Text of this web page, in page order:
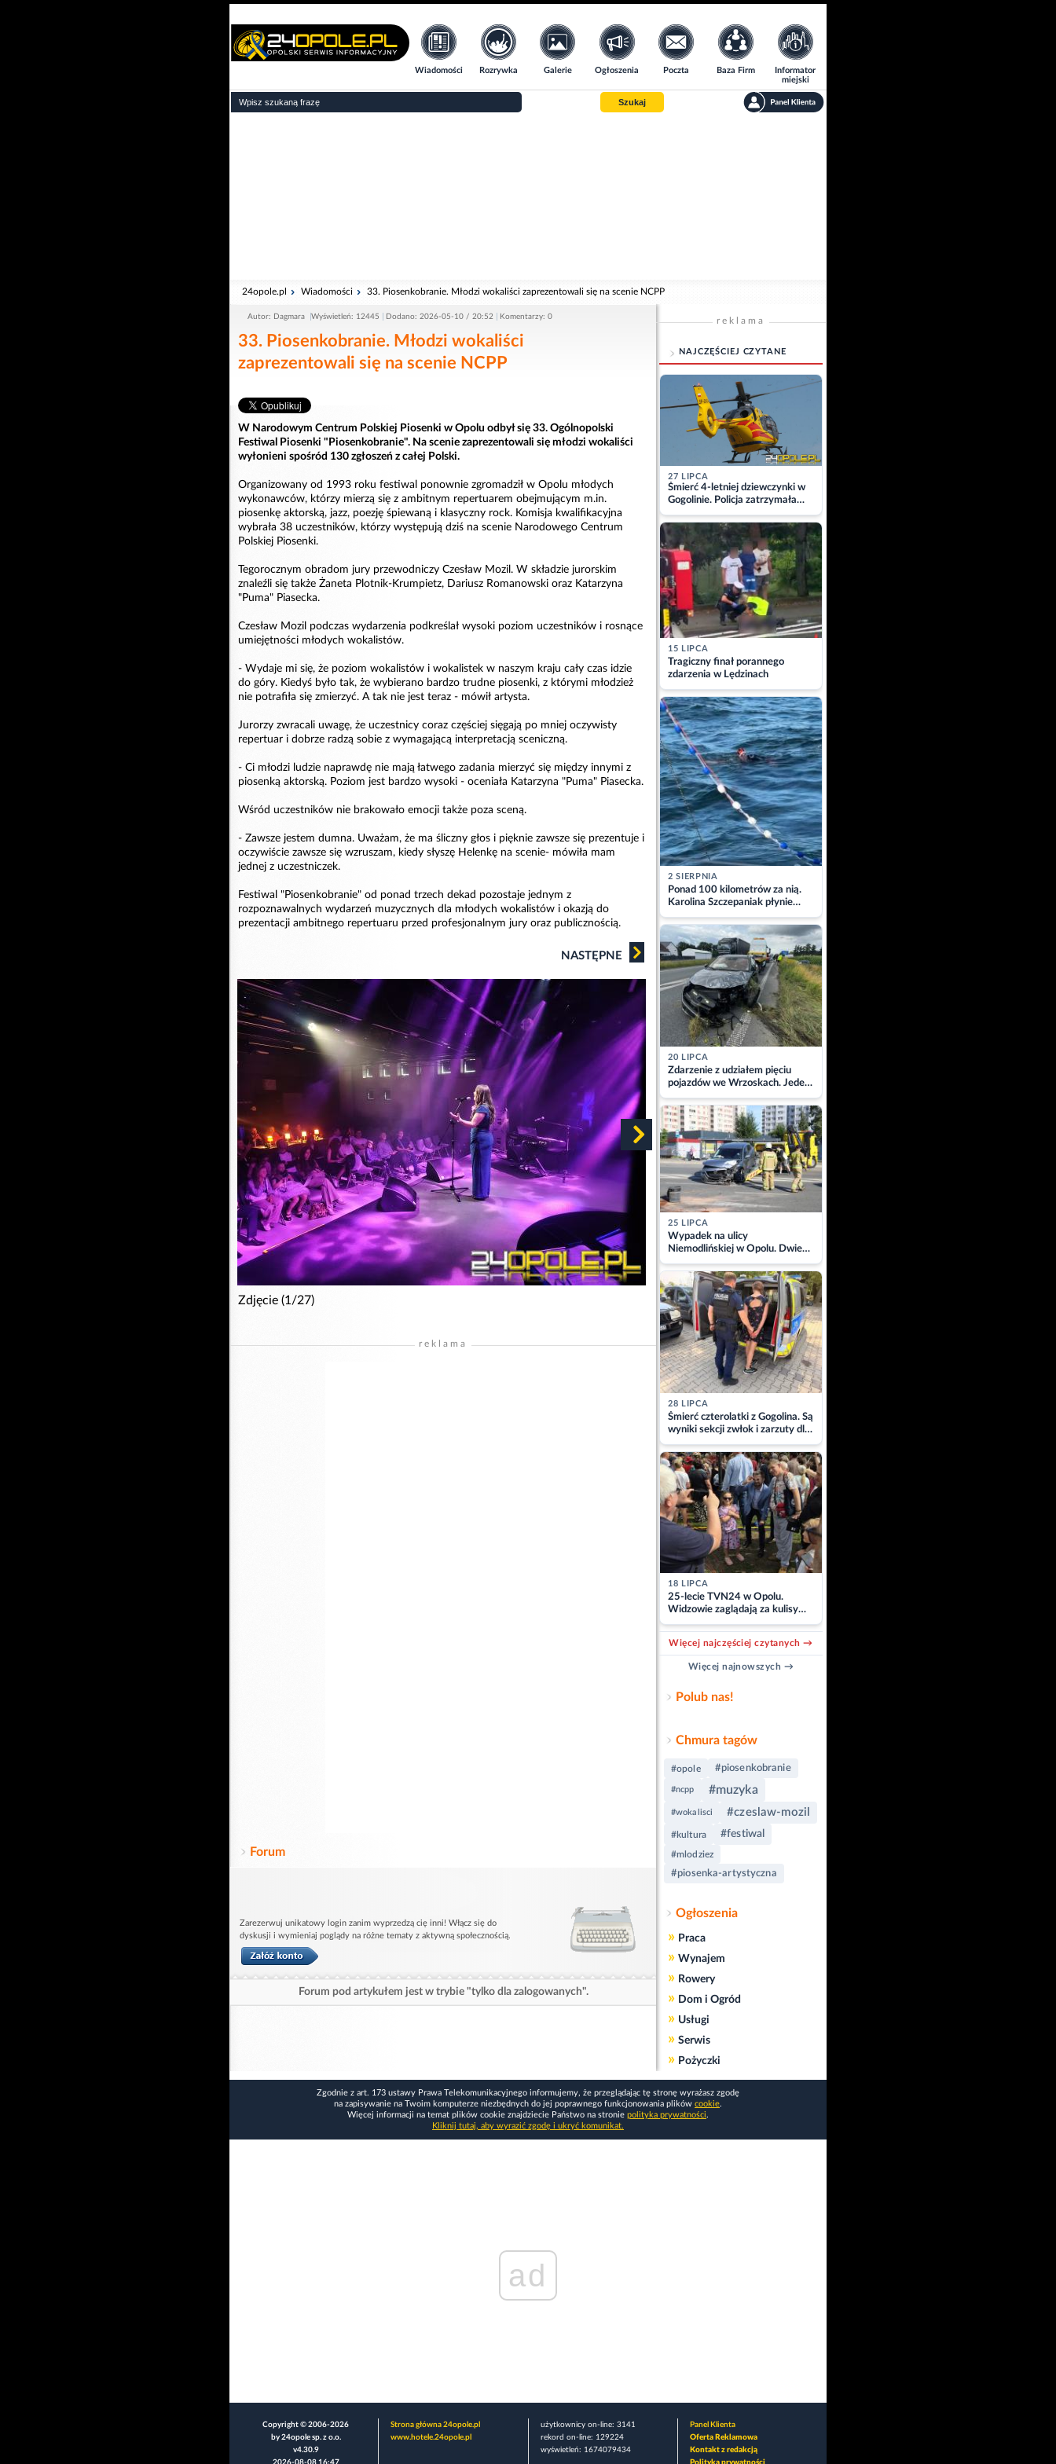
Wiadomości Rozrywka Galerie Ogłoszenia Poczta Baza Firm
Informator
miejski
Szukaj
24opole.pl Wiadomości 33. Piosenkobranie. Młodzi wokaliści zaprezentowali się na scenie NCPP
Autor: Dagmara Wyświetleń: 12445 Dodano: 2026-05-10 / 20:52 Komentarzy: 0
33. Piosenkobranie. Młodzi wokaliści
zaprezentowali się na scenie NCPP
W Narodowym Centrum Polskiej Piosenki w Opolu odbył się 33. Ogólnopolski
Festiwal Piosenki "Piosenkobranie". Na scenie zaprezentowali się młodzi wokaliści
wyłonieni spośród 130 zgłoszeń z całej Polski.
Organizowany od 1993 roku festiwal ponownie zgromadził w Opolu młodych
wykonawców, którzy mierzą się z ambitnym repertuarem obejmującym m.in.
piosenkę aktorską, jazz, poezję śpiewaną i klasyczny rock. Komisja kwalifikacyjna
wybrała 38 uczestników, którzy występują dziś na scenie Narodowego Centrum
Polskiej Piosenki.
Tegorocznym obradom jury przewodniczy Czesław Mozil. W składzie jurorskim
znaleźli się także Żaneta Plotnik-Krumpietz, Dariusz Romanowski oraz Katarzyna
"Puma" Piasecka.
Czesław Mozil podczas wydarzenia podkreślał wysoki poziom uczestników i rosnące
umiejętności młodych wokalistów.
- Wydaje mi się, że poziom wokalistów i wokalistek w naszym kraju cały czas idzie
do góry. Kiedyś było tak, że wybierano bardzo trudne piosenki, z którymi młodzież
nie potrafiła się zmierzyć. A tak nie jest teraz - mówił artysta.
Jurorzy zwracali uwagę, że uczestnicy coraz częściej sięgają po mniej oczywisty
repertuar i dobrze radzą sobie z wymagającą interpretacją sceniczną.
- Ci młodzi ludzie naprawdę nie mają łatwego zadania mierzyć się między innymi z
piosenką aktorską. Poziom jest bardzo wysoki - oceniała Katarzyna "Puma" Piasecka.
Wśród uczestników nie brakowało emocji także poza sceną.
- Zawsze jestem dumna. Uważam, że ma śliczny głos i pięknie zawsze się prezentuje i
oczywiście zawsze się wzruszam, kiedy słyszę Helenkę na scenie- mówiła mam
jednej z uczestniczek.
Festiwal "Piosenkobranie" od ponad trzech dekad pozostaje jednym z
rozpoznawalnych wydarzeń muzycznych dla młodych wokalistów i okazją do
prezentacji ambitnego repertuaru przed profesjonalnym jury oraz publicznością.
NASTĘPNE
Zdjęcie (1/27)
reklama
Forum
Zarezerwuj unikatowy login zanim wyprzedzą cię inni! Włącz się do
dyskusji i wymieniaj poglądy na różne tematy z aktywną społecznością.
Forum pod artykułem jest w trybie "tylko dla zalogowanych".
reklama
NAJCZĘŚCIEJ CZYTANE
27 LIPCA
Śmierć 4-letniej dziewczynki w
Gogolinie. Policja zatrzymała
matkę
15 LIPCA
Tragiczny finał porannego
zdarzenia w Lędzinach
2 SIERPNIA
Ponad 100 kilometrów za nią.
Karolina Szczepaniak płynie
przez Bałtyk dla Piotra.
Aktualizacja
20 LIPCA
Zdarzenie z udziałem pięciu
pojazdów we Wrzoskach. Jeden
z kierowców zabrany w
kajdankach
25 LIPCA
Wypadek na ulicy
Niemodlińskiej w Opolu. Dwie
osoby w szpitalu
28 LIPCA
Śmierć czterolatki z Gogolina. Są
wyniki sekcji zwłok i zarzuty dla
matki
18 LIPCA
25-lecie TVN24 w Opolu.
Widzowie zaglądają za kulisy
pracy stacji
Więcej najczęściej czytanych →
Więcej najnowszych →
Polub nas!
Chmura tagów
#opole #piosenkobranie
#ncpp #muzyka
#wokalisci #czeslaw-mozil
#kultura #festiwal
#mlodziez
#piosenka-artystyczna
Ogłoszenia
» Praca
» Wynajem
» Rowery
» Dom i Ogród
» Usługi
» Serwis
» Pożyczki
Zgodnie z art. 173 ustawy Prawa Telekomunikacyjnego informujemy, że przeglądając tę stronę wyrażasz zgodę
na zapisywanie na Twoim komputerze niezbędnych do jej poprawnego funkcjonowania plików cookie.
Więcej informacji na temat plików cookie znajdziecie Państwo na stronie polityka prywatności.
Kliknij tutaj, aby wyrazić zgodę i ukryć komunikat.
ad
Copyright © 2006-2026
by 24opole sp. z o.o.
v4.30.9
Strona główna 24opole.pl
www.hotele.24opole.pl
użytkownicy on-line: 3141
rekord on-line: 129224
wyświetleń: 1674079434
Panel Klienta
Oferta Reklamowa
Kontakt z redakcją